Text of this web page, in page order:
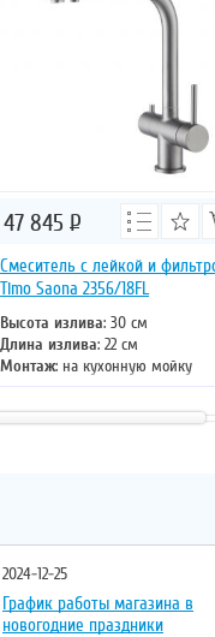
Смеситель с лейкой и
Timo Saona 2356/18FL
Высота излива: 30 см
Длина излива: 22 см
Монтаж: на кухонную мойку
Тип излива: поворотный
Управление: однорычажное
Цвет смесителя: черное золото
47 845 Р
2024-12-25
График работы магазина в
новогодние праздники